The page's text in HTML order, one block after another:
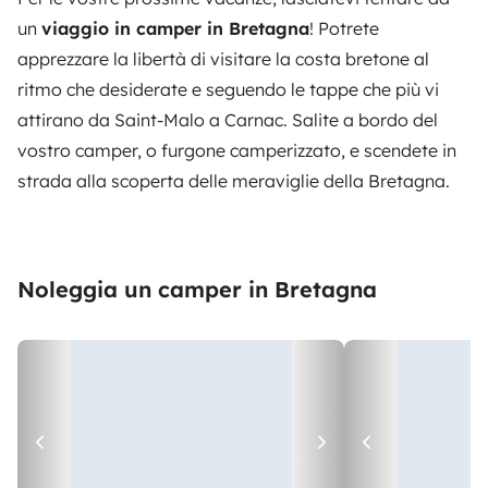
un viaggio in camper in Bretagna! Potrete
apprezzare la libertà di visitare la costa bretone al
ritmo che desiderate e seguendo le tappe che più vi
attirano da Saint-Malo a Carnac. Salite a bordo del
vostro camper, o furgone camperizzato, e scendete in
strada alla scoperta delle meraviglie della Bretagna.
Noleggia un camper in Bretagna